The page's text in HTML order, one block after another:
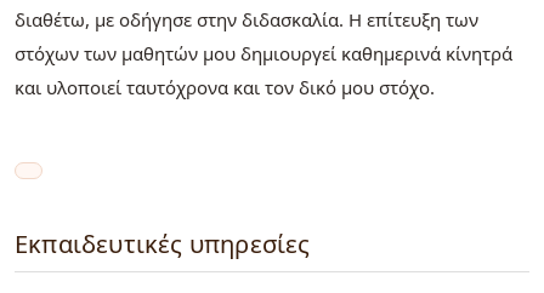
διαθέτω, με οδήγησε στην διδασκαλία. Η επίτευξη των
στόχων των μαθητών μου δημιουργεί καθημερινά κίνητρά
και υλοποιεί ταυτόχρονα και τον δικό μου στόχο.
Εκπαιδευτικές υπηρεσίες